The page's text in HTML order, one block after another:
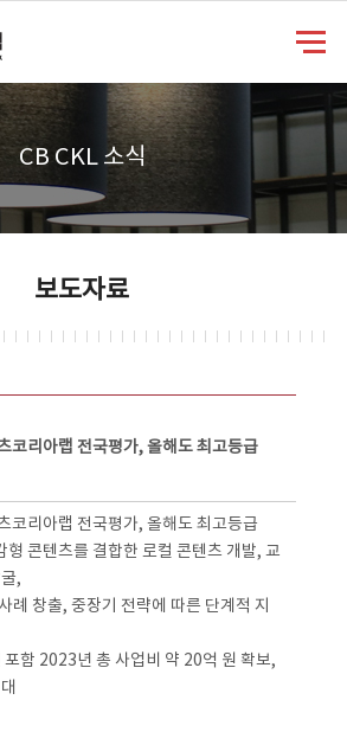
CB CKL 소식
보도자료
코리아랩 전국평가, 올해도 최고등급
코리아랩 전국평가, 올해도 최고등급
형 콘텐츠를 결합한 로컬 콘텐츠 개발, 교
,
례 창출, 중장기 전략에 따른 단계적 지
함 2023년 총 사업비 약 20억 원 확보,